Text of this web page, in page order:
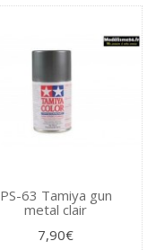
PS-63 Tamiya gun
metal clair
7,90€